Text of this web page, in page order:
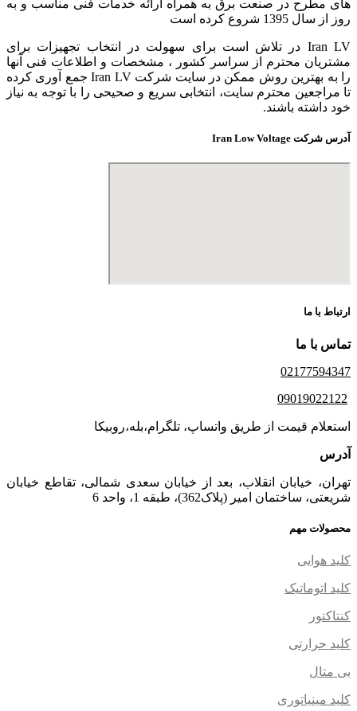
های مطرح در صنعت برق به همراه ارائه خدمات فنی مناسب و به
روز از سال 1395 شروع کرده است
Iran LV در تلاش است برای سهولت در انتخاب تجهیزات برای
مشتریان محترم از سراسر کشور ، مشخصات و اطلاعات فنی آنها
را به بهترین روش ممکن در سایت شرکت Iran LV جمع آوری کرده
تا مراجعین محترم سایت، انتخابی سریع و صحیحی را با توجه به نیاز
خود داشته باشند.
آدرس شرکت Iran Low Voltage
ارتباط با ما
تماس با ما
02177594347
09019022122
استعلام قیمت از طریق واتساپ، تلگرام،بله،روبیکا
آدرس
تهران، خیابان انقلاب، بعد از خیابان سعدی شمالی، تقاطع خیابان
شریعتی، ساختمان امیر (پلاک362)، طبقه 1، واحد 6
محصولات مهم
کلید هوایی
کلید اتوماتیک
کنتاکتور
کلید حرارتی
بی متال
کلید مینیاتوری